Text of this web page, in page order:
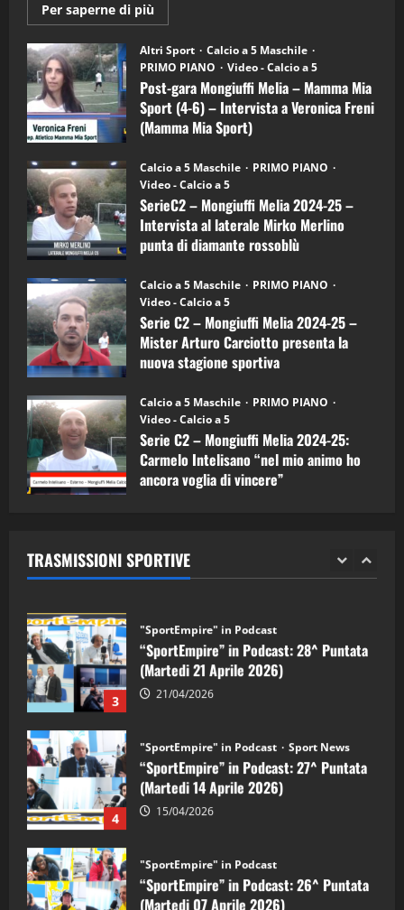
Per saperne di più
informazioni
Post-
gara
Mongiuffi
Melia
–
Mamma
Mia
Sport
6)
–
Intervista
a
mister
Arturo
Carciotto
(Mongiuffi
Altri Sport
Calcio a 5 Maschile
PRIMO PIANO
Video - Calcio a 5
Post-gara Mongiuffi Melia – Mamma Mia
Sport (4-6) – Intervista a Veronica Freni
(Mamma Mia Sport)
Calcio a 5 Maschile
PRIMO PIANO
Video - Calcio a 5
SerieC2 – Mongiuffi Melia 2024-25 –
Intervista al laterale Mirko Merlino
punta di diamante rossoblù
Calcio a 5 Maschile
PRIMO PIANO
Video - Calcio a 5
Serie C2 – Mongiuffi Melia 2024-25 –
Mister Arturo Carciotto presenta la
nuova stagione sportiva
Calcio a 5 Maschile
PRIMO PIANO
Video - Calcio a 5
Serie C2 – Mongiuffi Melia 2024-25:
Carmelo Intelisano “nel mio animo ho
ancora voglia di vincere”
TRASMISSIONI SPORTIVE
3
"SportEmpire" in Podcast
“SportEmpire” in Podcast: 28^ Puntata
(Martedi 21 Aprile 2026)
21/04/2026
4
“SportEmpire” in Podcast: 27^ Puntata
(Martedi 14 Aprile 2026)
15/04/2026
5
“SportEmpire” in Podcast: 26^ Puntata
(Martedi 07 Aprile 2026)
08/04/2026
1
“SportEmpire” in Podcast: 30^ Puntata
(Martedi 05 Maggio 2026)
08/05/2026
2 28/04/2026
3
“SportEmpire” in Podcast: 28^ Puntata
(Martedi 21 Aprile 2026)
21/04/2026
4
“SportEmpire” in Podcast: 27^ Puntata
(Martedi 14 Aprile 2026)
15/04/2026
“SportEmpire” in Podcast: 26^ Puntata
(Martedi 07 Aprile 2026)